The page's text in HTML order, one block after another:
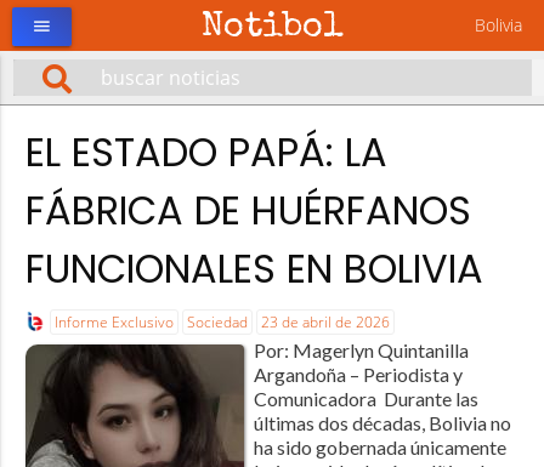
Notibol Bolivia
menu
EL ESTADO PAPÁ: LA
FÁBRICA DE HUÉRFANOS
FUNCIONALES EN BOLIVIA
Informe Exclusivo Sociedad 23 de abril de 2026
Por: Magerlyn Quintanilla
Argandoña – Periodista y
Comunicadora Durante las
últimas dos décadas, Bolivia no
ha sido gobernada únicamente